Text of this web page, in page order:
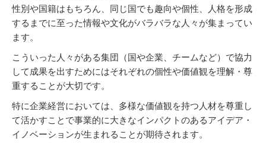
性別や国籍はもちろん、同じ国でも趣向や個性、人格を形成
するまでに至った情報や文化がバラバラな人々が集まってい
ます。
こういった人々がある集団（国や企業、チームなど）で協力
して成果を出すためにはそれぞれの個性や価値観を理解・尊
重することが大切です。
特に企業経営においては、多様な価値観を持つ人材を尊重し
て活かすことで事業的に大きなインパクトのあるアイデア・
イノベーションが生まれることが期待されます。